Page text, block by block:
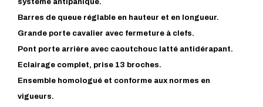
Barres de queue réglable en hauteur et en longueur.
Grande porte cavalier avec fermeture à clefs.
Pont porte arrière avec caoutchouc latté antidérapant.
Eclairage complet, prise 13 broches.
Ensemble homologué et conforme aux normes en
vigueurs.